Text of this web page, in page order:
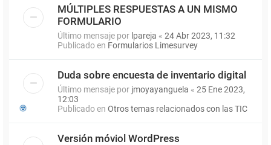
MÚLTIPLES RESPUESTAS A UN MISMO
FORMULARIO
Último mensaje por lpareja « 24 Abr 2023, 11:32
Publicado en Formularios Limesurvey
Duda sobre encuesta de inventario digital
Último mensaje por jmoyayanguela « 25 Ene 2023,
12:03
Publicado en Otros temas relacionados con las TIC
Versión móviol WordPress